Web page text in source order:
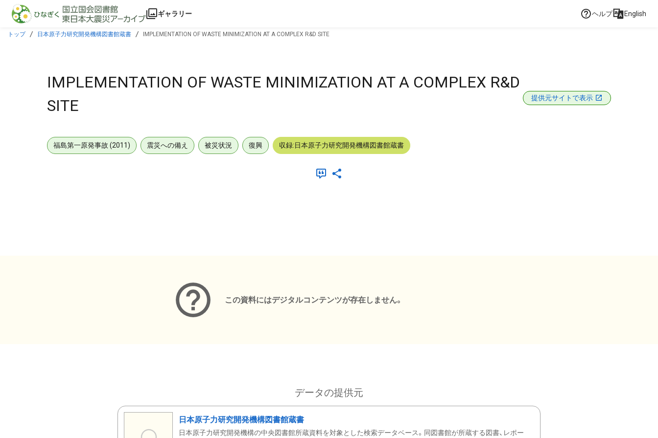
本文に飛ぶ
ギャラリー ヘルプ English
トップ 日本原子力研究開発機構図書館蔵書 IMPLEMENTATION OF WASTE MINIMIZATION AT A COMPLEX R&D SITE
IMPLEMENTATION OF WASTE MINIMIZATION AT A COMPLEX R&D
SITE
提供元サイトで表示
福島第一原発事故 (2011) 震災への備え 被災状況 復興 収録:日本原子力研究開発機構図書館蔵書
この資料にはデジタルコンテンツが存在しません。
データの提供元
日本原子力研究開発機構図書館蔵書
日本原子力研究開発機構の中央図書館所蔵資料を対象とした検索データベース。同図書館が所蔵する図書、レポー